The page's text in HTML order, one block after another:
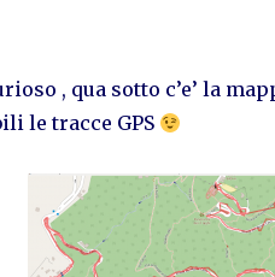
, qua sotto c’e’ la
le tracce GPS